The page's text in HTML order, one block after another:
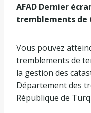
AFAD Dernier
tremblements
Vous pouvez
tremblements de
la gestion des
Département des
République de